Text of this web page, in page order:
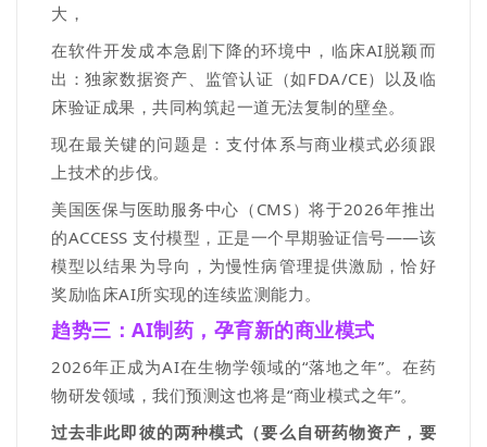
大，
在软件开发成本急剧下降的环境中，临床AI脱颖而
出：独家数据资产、监管认证（如FDA/CE）以及临
床验证成果，共同构筑起一道无法复制的壁垒。
现在最关键的问题是：支付体系与商业模式必须跟
上技术的步伐。
美国医保与医助服务中心（ CMS）将于2026年推出
的ACCESS 支付模型，正是一个早期验证信号——该
模型以结果为导向，为慢性病管理提供激励，恰好
奖励临床AI所实现的连续监测能力。
趋势三： AI制药，孕育新的商业模式
2026年正成为AI在生物学领域的“落地之年”。在药
物研发领域，我们预测这也将是“商业模式之年”。
过去非此即彼的两种模式（要么自研药物资产，要